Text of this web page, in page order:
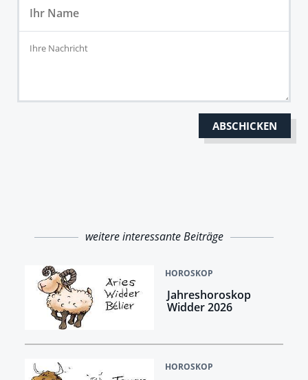
weitere interessante Beiträge
HOROSKOP
Jahreshoroskop
Widder 2026
HOROSKOP